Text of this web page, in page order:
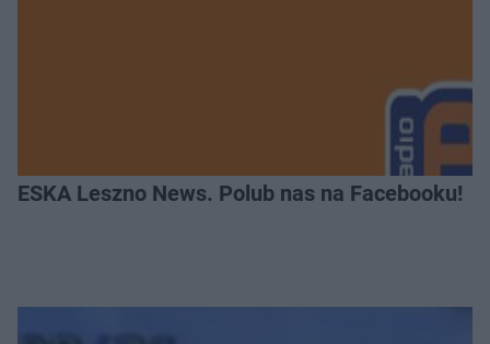
ESKA Leszno News. Polub nas na Facebooku!